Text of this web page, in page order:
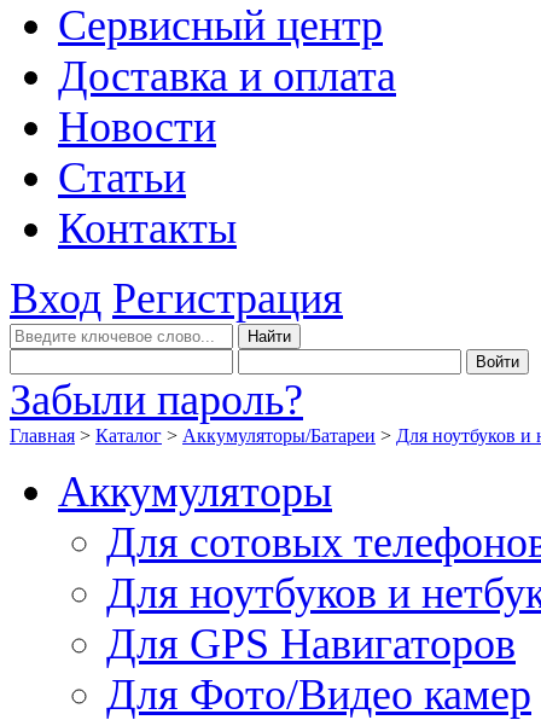
Сервисный центр
Доставка и оплата
Новости
Статьи
Контакты
Вход Регистрация
Забыли пароль?
Главная > Каталог > Аккумуляторы/Батареи > Для ноутбуков и
Аккумуляторы
Для сотовых
Для ноутбуков и
Для GPS Навигаторов
Для Фото/Видео камер